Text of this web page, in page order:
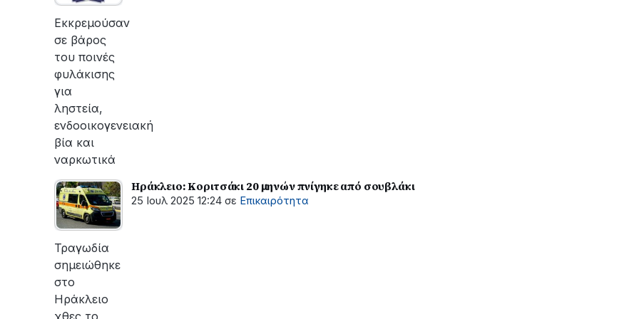
εργασίες
του
ΔΕΔΔΗΕ
για
την
της
βλάβης
Εκκρεμούσαν
σε βάρος
του ποινές
φυλάκισης
για
ληστεία,
ενδοοικογενειακή
βία και
ναρκωτικά
Ηράκλειο: Κοριτσάκι 20 μηνών πνίγηκε από σουβλάκι
25 Ιουλ 2025 12:24 σε Επικαιρότητα
Τραγωδία
σημειώθηκε
στο
Ηράκλειο
χθες το